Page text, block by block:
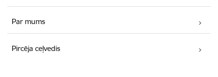
Par mums
Pircēja ceļvedis